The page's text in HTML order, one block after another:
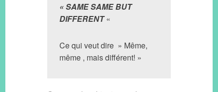
« SAME SAME BUT
DIFFERENT«
Ce qui veut dire » Même,
même , mais différent! »